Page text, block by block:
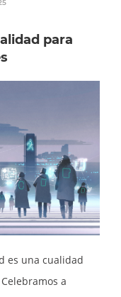
para
es una cualidad
a